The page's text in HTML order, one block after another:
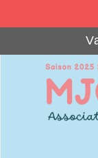
Les
Formations